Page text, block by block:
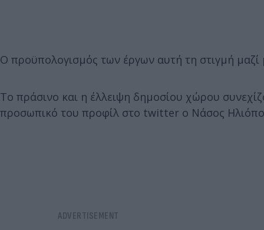
Ο προϋπολογισμός των έργων αυτή τη στιγμή
Το πράσινο και η έλλειψη δημοσίου χώρου
προσωπικό του προφίλ στο twitter ο Νάσος